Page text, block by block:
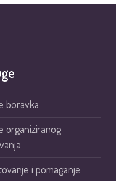
boravka
organiziranog
i pomaganje